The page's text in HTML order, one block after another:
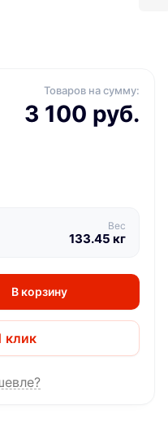
Товаров на сумму:
3 100 руб.
Вес
133.45 кг
В корзину
клик